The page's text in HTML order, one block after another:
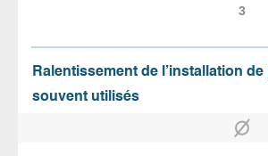
Ralentissement de l’installation
souvent utilisés